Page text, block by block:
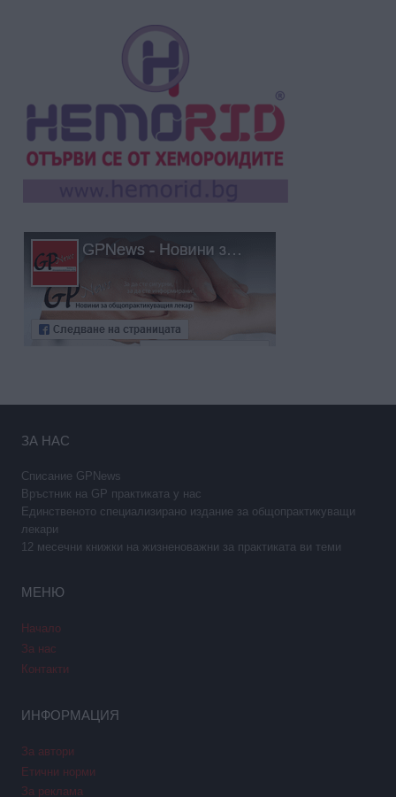
ЗА НАС
Списание GPNews
Връстник на GP практиката у нас
Единственото специализирано издание за общопрактикуващи
лекари
12 месечни книжки на жизненоважни за практиката ви теми
МЕНЮ
Начало
За нас
Контакти
ИНФОРМАЦИЯ
За автори
Етични норми
За реклама